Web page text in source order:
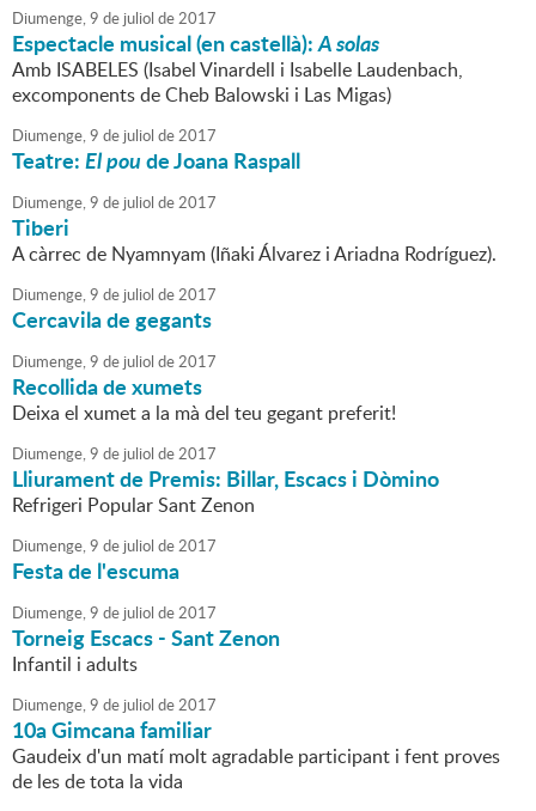
Diumenge,9 de juliol de2017
Espectacle musical (en castellà):A solas
Amb ISABELES (Isabel Vinardell i Isabelle Laudenbach,
excomponents de Cheb Balowski i Las Migas)
Diumenge,9 de juliol de2017
Teatre:El poude Joana Raspall
Diumenge,9 de juliol de2017
Tiberi
A càrrec de Nyamnyam (Iñaki Álvarez i Ariadna Rodríguez).
Diumenge,9 de juliol de2017
Cercavila de gegants
Diumenge,9 de juliol de2017
Recollida de xumets
Deixa el xumet a la mà del teu gegant preferit!
Diumenge,9 de juliol de2017
Lliurament de Premis: Billar, Escacs i Dòmino
Refrigeri Popular Sant Zenon
Diumenge,9 de juliol de2017
Festa de l'escuma
Diumenge,9 de juliol de2017
Torneig Escacs - Sant Zenon
Infantil i adults
Diumenge,9 de juliol de2017
10a Gimcana familiar
Gaudeix d'un matí molt agradable participant i fent proves
de les de tota la vida